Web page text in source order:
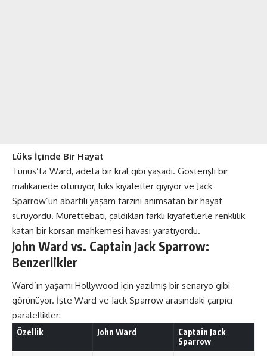
Lüks İçinde Bir Hayat
Tunus’ta Ward, adeta bir kral gibi yaşadı. Gösterişli bir
malikanede oturuyor, lüks kıyafetler giyiyor ve Jack
Sparrow’un abartılı yaşam tarzını anımsatan bir hayat
sürüyordu. Mürettebatı, çaldıkları farklı kıyafetlerle renklilik
katan bir korsan mahkemesi havası yaratıyordu​​.
John Ward vs. Captain Jack Sparrow:
Benzerlikler
Ward’ın yaşamı Hollywood için yazılmış bir senaryo gibi
görünüyor. İşte Ward ve Jack Sparrow arasındaki çarpıcı
paralellikler:
Özellik John Ward
Captain Jack
Sparrow